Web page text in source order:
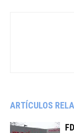
ARTÍCULOS